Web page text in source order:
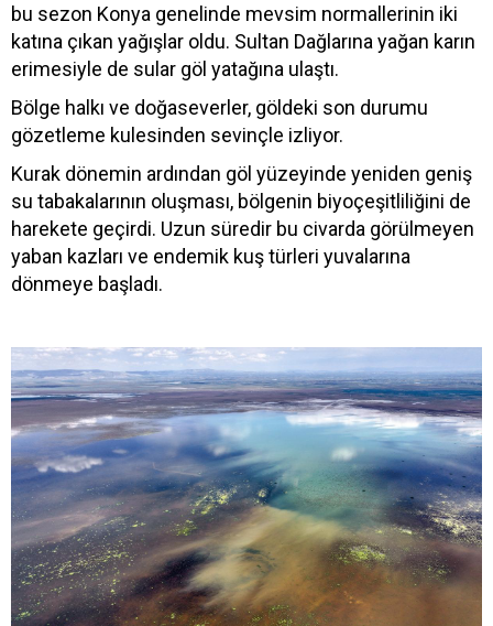
bu sezon Konya genelinde mevsim normallerinin iki
katına çıkan yağışlar oldu. Sultan Dağlarına yağan karın
erimesiyle de sular göl yatağına ulaştı.
Bölge halkı ve doğaseverler, göldeki son durumu
gözetleme kulesinden sevinçle izliyor.
Kurak dönemin ardından göl yüzeyinde yeniden geniş
su tabakalarının oluşması, bölgenin biyoçeşitliliğini de
harekete geçirdi. Uzun süredir bu civarda görülmeyen
yaban kazları ve endemik kuş türleri yuvalarına
dönmeye başladı.